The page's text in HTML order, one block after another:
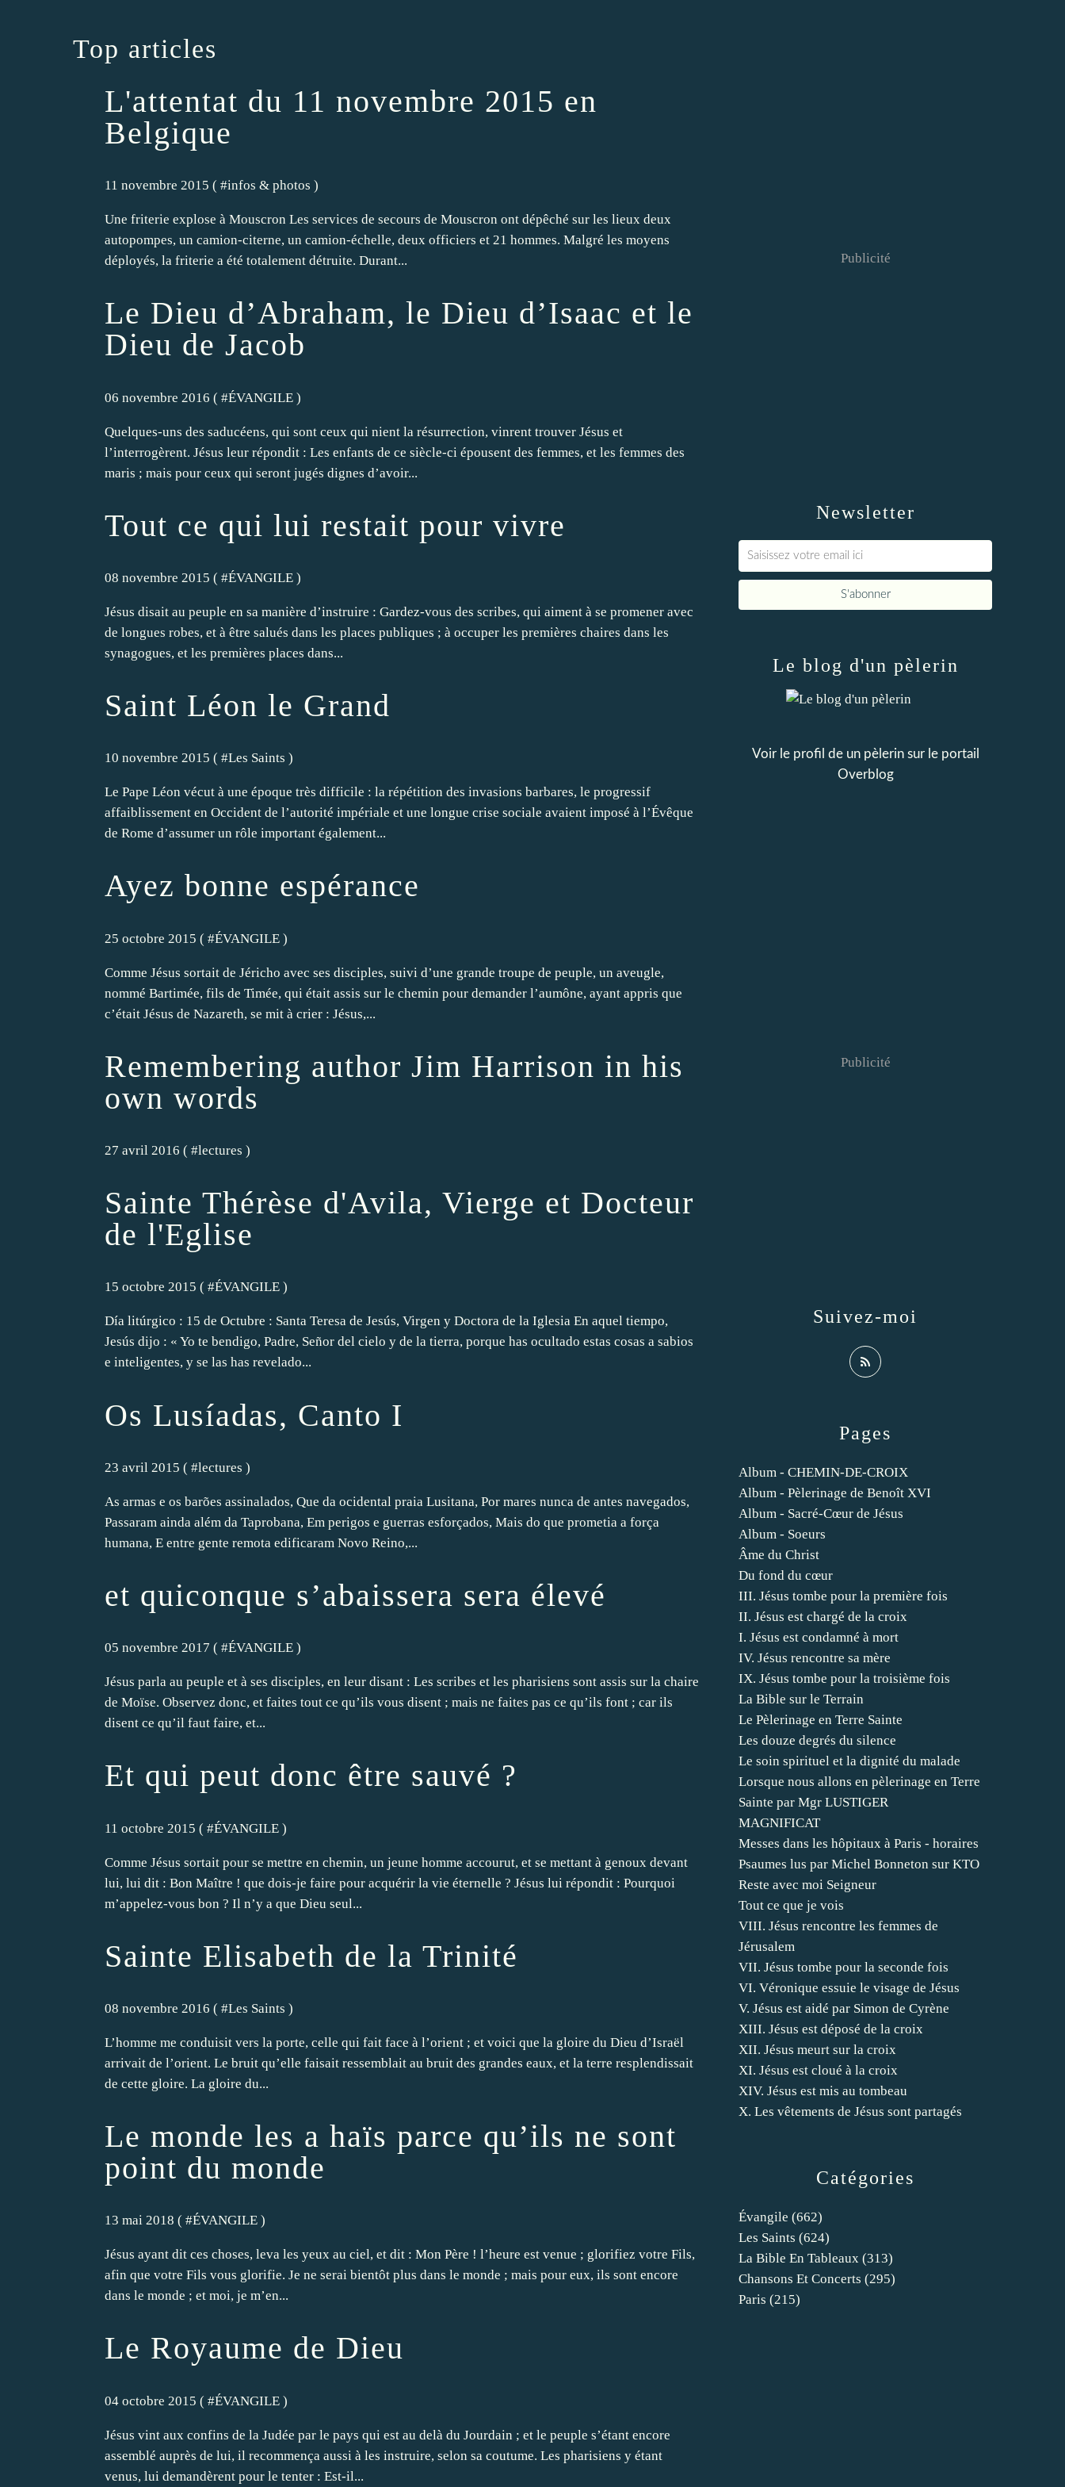
Top articles
L'attentat du 11 novembre 2015 en
Belgique
11 novembre 2015 ( #infos & photos )
Une friterie explose à Mouscron Les services de secours de Mouscron ont dépêché sur les lieux deux
autopompes, un camion-citerne, un camion-échelle, deux officiers et 21 hommes. Malgré les moyens
déployés, la friterie a été totalement détruite. Durant...
Le Dieu d’Abraham, le Dieu d’Isaac et le
Dieu de Jacob
06 novembre 2016 ( #ÉVANGILE )
Quelques-uns des saducéens, qui sont ceux qui nient la résurrection, vinrent trouver Jésus et
l’interrogèrent. Jésus leur répondit : Les enfants de ce siècle-ci épousent des femmes, et les femmes des
maris ; mais pour ceux qui seront jugés dignes d’avoir...
Tout ce qui lui restait pour vivre
08 novembre 2015 ( #ÉVANGILE )
Jésus disait au peuple en sa manière d’instruire : Gardez-vous des scribes, qui aiment à se promener avec
de longues robes, et à être salués dans les places publiques ; à occuper les premières chaires dans les
synagogues, et les premières places dans...
Saint Léon le Grand
10 novembre 2015 ( #Les Saints )
Le Pape Léon vécut à une époque très difficile : la répétition des invasions barbares, le progressif
affaiblissement en Occident de l’autorité impériale et une longue crise sociale avaient imposé à l’Évêque
de Rome d’assumer un rôle important également...
Ayez bonne espérance
25 octobre 2015 ( #ÉVANGILE )
Comme Jésus sortait de Jéricho avec ses disciples, suivi d’une grande troupe de peuple, un aveugle,
nommé Bartimée, fils de Timée, qui était assis sur le chemin pour demander l’aumône, ayant appris que
c’était Jésus de Nazareth, se mit à crier : Jésus,...
Remembering author Jim Harrison in his
own words
27 avril 2016 ( #lectures )
Sainte Thérèse d'Avila, Vierge et Docteur
de l'Eglise
15 octobre 2015 ( #ÉVANGILE )
Día litúrgico : 15 de Octubre : Santa Teresa de Jesús, Virgen y Doctora de la Iglesia En aquel tiempo,
Jesús dijo : « Yo te bendigo, Padre, Señor del cielo y de la tierra, porque has ocultado estas cosas a sabios
e inteligentes, y se las has revelado...
Os Lusíadas, Canto I
23 avril 2015 ( #lectures )
As armas e os barões assinalados, Que da ocidental praia Lusitana, Por mares nunca de antes navegados,
Passaram ainda além da Taprobana, Em perigos e guerras esforçados, Mais do que prometia a força
humana, E entre gente remota edificaram Novo Reino,...
et quiconque s’abaissera sera élevé
05 novembre 2017 ( #ÉVANGILE )
Jésus parla au peuple et à ses disciples, en leur disant : Les scribes et les pharisiens sont assis sur la chaire
de Moïse. Observez donc, et faites tout ce qu’ils vous disent ; mais ne faites pas ce qu’ils font ; car ils
disent ce qu’il faut faire, et...
Et qui peut donc être sauvé ?
11 octobre 2015 ( #ÉVANGILE )
Comme Jésus sortait pour se mettre en chemin, un jeune homme accourut, et se mettant à genoux devant
lui, lui dit : Bon Maître ! que dois-je faire pour acquérir la vie éternelle ? Jésus lui répondit : Pourquoi
m’appelez-vous bon ? Il n’y a que Dieu seul...
Sainte Elisabeth de la Trinité
08 novembre 2016 ( #Les Saints )
L’homme me conduisit vers la porte, celle qui fait face à l’orient ; et voici que la gloire du Dieu d’Israël
arrivait de l’orient. Le bruit qu’elle faisait ressemblait au bruit des grandes eaux, et la terre resplendissait
de cette gloire. La gloire du...
Le monde les a haïs parce qu’ils ne sont
point du monde
13 mai 2018 ( #ÉVANGILE )
Jésus ayant dit ces choses, leva les yeux au ciel, et dit : Mon Père ! l’heure est venue ; glorifiez votre Fils,
afin que votre Fils vous glorifie. Je ne serai bientôt plus dans le monde ; mais pour eux, ils sont encore
dans le monde ; et moi, je m’en...
Le Royaume de Dieu
04 octobre 2015 ( #ÉVANGILE )
Jésus vint aux confins de la Judée par le pays qui est au delà du Jourdain ; et le peuple s’étant encore
assemblé auprès de lui, il recommença aussi à les instruire, selon sa coutume. Les pharisiens y étant
venus, lui demandèrent pour le tenter : Est-il...
Newsletter
Publicité
Catégories
Évangile (662)
Les Saints (624)
La Bible En Tableaux (313)
Chansons Et Concerts (295)
Paris (215)
Pages
Album - CHEMIN-DE-CROIX
Album - Pèlerinage de Benoît XVI
Album - Sacré-Cœur de Jésus
Album - Soeurs
Âme du Christ
Du fond du cœur
III. Jésus tombe pour la première fois
II. Jésus est chargé de la croix
I. Jésus est condamné à mort
IV. Jésus rencontre sa mère
IX. Jésus tombe pour la troisième fois
La Bible sur le Terrain
Le Pèlerinage en Terre Sainte
Les douze degrés du silence
Le soin spirituel et la dignité du malade
Lorsque nous allons en pèlerinage en Terre
Sainte par Mgr LUSTIGER
MAGNIFICAT
Messes dans les hôpitaux à Paris - horaires
Psaumes lus par Michel Bonneton sur KTO
Reste avec moi Seigneur
Tout ce que je vois
VIII. Jésus rencontre les femmes de
Jérusalem
VII. Jésus tombe pour la seconde fois
VI. Véronique essuie le visage de Jésus
V. Jésus est aidé par Simon de Cyrène
XIII. Jésus est déposé de la croix
XII. Jésus meurt sur la croix
XI. Jésus est cloué à la croix
XIV. Jésus est mis au tombeau
X. Les vêtements de Jésus sont partagés
Le blog d'un pèlerin
Voir le profil de un pèlerinsur le portail
Overblog
Suivez-moi
Publicité